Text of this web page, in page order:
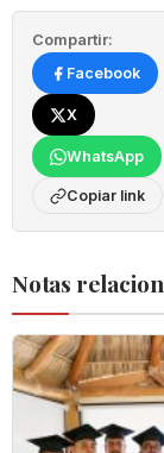
Compartir:
Facebook
X
WhatsApp
Copiar link
Notas